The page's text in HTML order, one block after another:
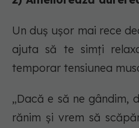
Un duș ușor mai rece
ajuta să te simți
temporar tensiunea
„Dacă e să ne gândim,
rănim și vrem să